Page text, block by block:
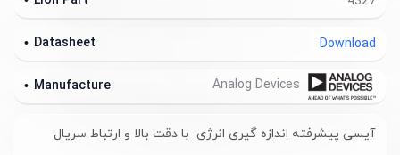
Download
Datasheet
Manufacture
آیسی پیشرفته اندازه گیری انرژی با دقت بالا و ارتباط سریال